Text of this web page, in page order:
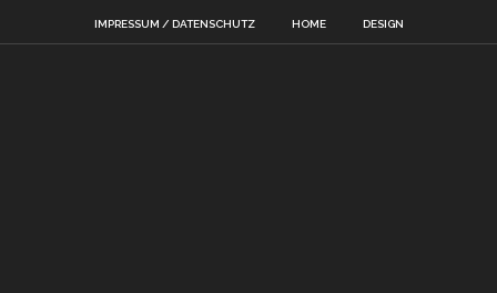
IMPRESSUM / DATENSCHUTZ HOME DESIGN